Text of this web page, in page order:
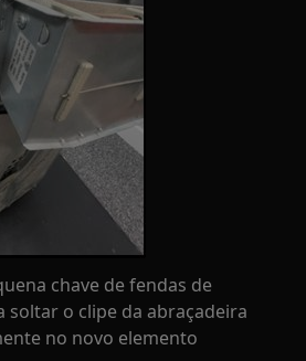
chave de fendas de
soltar o clipe da abraçadeira
no novo elemento